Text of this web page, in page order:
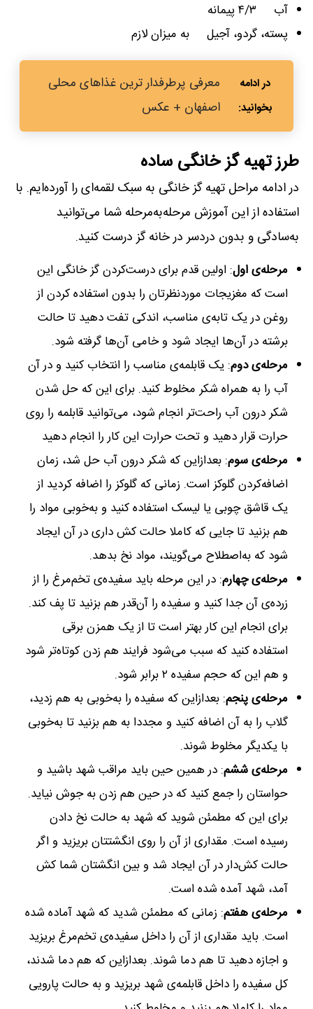
آب ۴/۳ پیمانه
پسته، گردو، آجیل به میزان لازم
معرفی پرطرفدار ترین غذاهای محلی
اصفهان + عکس
طرز تهیه گز خانگی ساده
در ادامه مراحل تهیه گز خانگی به سبک لقمه‌ای را آورده‌ایم. با
استفاده از این آموزش مرحله‌به‌مرحله شما می‌توانید
به‌سادگی و بدون دردسر در خانه گز درست کنید.
مرحله‌ی اول: اولین قدم برای درست‌کردن گز خانگی این
است که مغزیجات موردنظرتان را بدون استفاده کردن از
روغن در یک تابه‌ی مناسب، اندکی تفت دهید تا حالت
برشته در آن‌ها ایجاد شود و خامی آن‌ها گرفته شود.
مرحله‌ی دوم: یک قابلمه‌ی مناسب را انتخاب کنید و در آن
آب را به همراه شکر مخلوط کنید. برای این که حل شدن
شکر درون آب راحت‌تر انجام شود، می‌توانید قابلمه را روی
حرارت قرار دهید و تحت حرارت این کار را انجام دهید
مرحله‌ی سوم: بعدازاین که شکر درون آب حل شد، زمان
اضافه‌کردن گلوکز است. زمانی که گلوکز را اضافه کردید از
یک قاشق چوبی یا لیسک استفاده کنید و به‌خوبی مواد را
هم بزنید تا جایی که کاملا حالت کش داری در آن ایجاد
شود که به‌اصطلاح می‌گویند، مواد نخ بدهد.
مرحله‌ی چهارم: در این مرحله باید سفیده‌ی تخم‌مرغ را از
زرده‌ی آن جدا کنید و سفیده را آن‌قدر هم بزنید تا پف کند.
برای انجام این کار بهتر است تا از یک همزن برقی
استفاده کنید که سبب می‌شود فرایند هم زدن کوتاه‌تر شود
و هم این که حجم سفیده ۲ برابر شود.
مرحله‌ی پنجم: بعدازاین که سفیده را به‌خوبی به هم زدید،
گلاب را به آن اضافه کنید و مجددا به هم بزنید تا به‌خوبی
با یکدیگر مخلوط شوند.
مرحله‌ی ششم: در همین حین باید مراقب شهد باشید و
حواستان را جمع کنید که در حین هم زدن به جوش نیاید.
برای این که مطمئن شوید که شهد به حالت نخ دادن
رسیده است. مقداری از آن را روی انگشتتان بریزید و اگر
حالت کش‌دار در آن ایجاد شد و بین انگشتان شما کش
آمد، شهد آمده شده است.
مرحله‌ی هفتم: زمانی که مطمئن شدید که شهد آماده شده
است. باید مقداری از آن را داخل سفیده‌ی تخم‌مرغ بریزید
و اجازه دهید تا هم دما شوند. بعدازاین که هم دما شدند،
کل سفیده را داخل قابلمه‌ی شهد بریزید و به حالت پارویی